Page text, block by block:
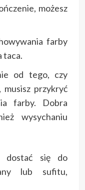
możesz
farby
taca.
od tego, czy
musisz przykryć
farby. Dobra
wysychaniu
dostać się do
lub sufitu,